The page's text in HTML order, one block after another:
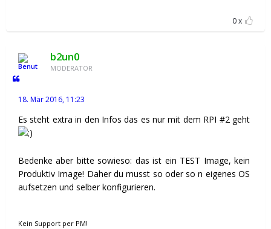
0
b2un0
MODERATOR
18. Mär 2016, 11:23
Es steht extra in den Infos das es nur mit dem RPI #2 geht
Bedenke aber bitte sowieso: das ist ein TEST Image, kein
Produktiv Image! Daher du musst so oder so n eigenes OS
aufsetzen und selber konfigurieren.
Kein Support per PM!